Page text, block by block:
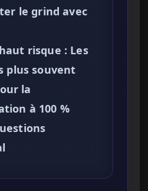
le grind avec
risque : Les
plus souvent
la
à 100 %